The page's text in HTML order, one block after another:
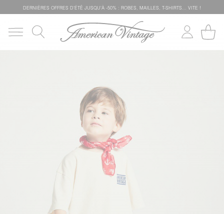
DERNIÈRES OFFRES D'ÉTÊ JUSQU'À -50% : ROBES, MAILLES, T-SHIRTS... VITE !